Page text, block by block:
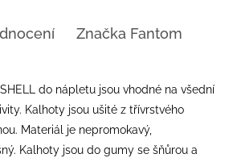
Značka Fantom
do nápletu jsou vhodné na všední
Kalhoty jsou ušité z třívrstvého
Materiál je nepromokavý,
Kalhoty jsou do gumy se šňůrou a